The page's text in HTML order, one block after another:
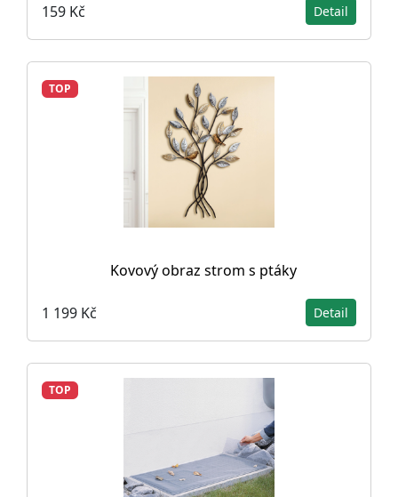
159 Kč Detail
TOP
Kovový obraz strom s ptáky
1 199 Kč Detail
TOP